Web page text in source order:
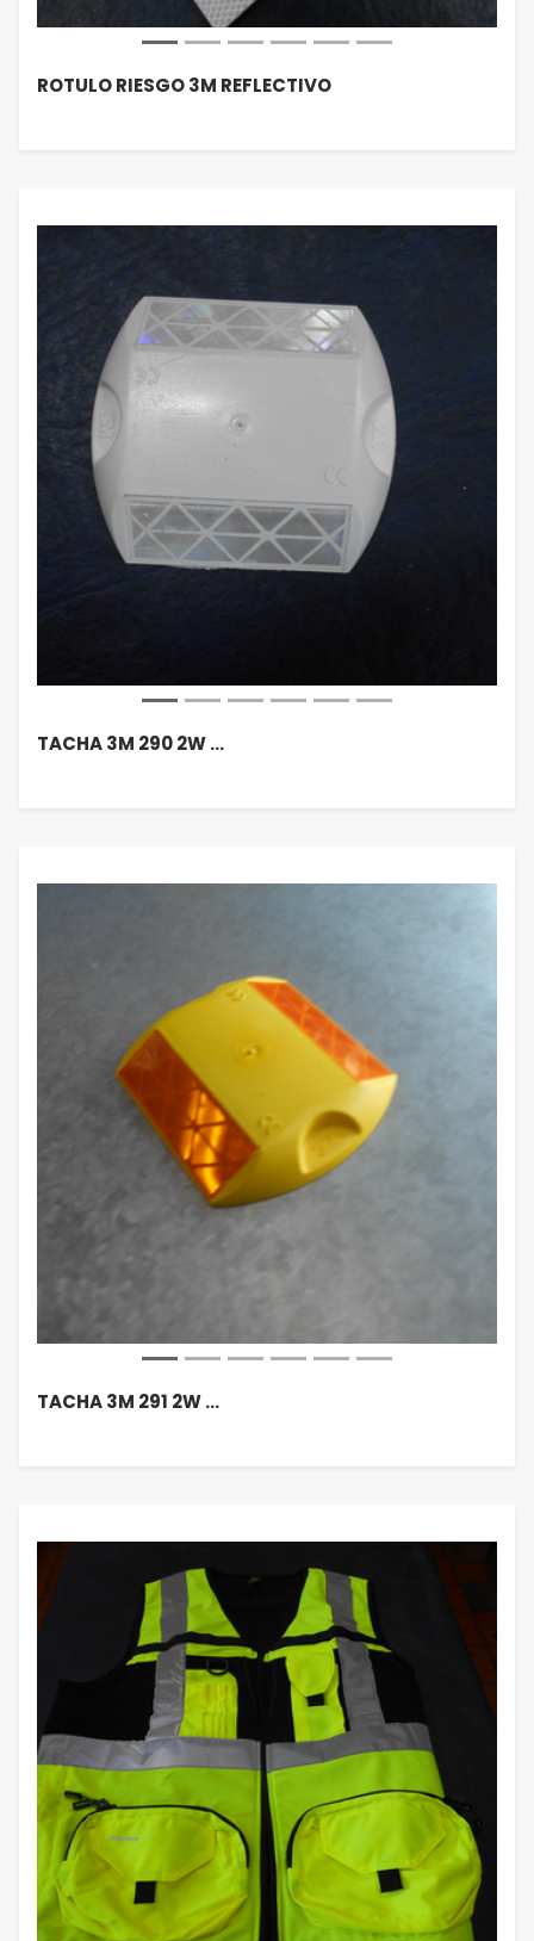
ROTULO RIESGO 3M REFLECTIVO
TACHA 3M 290 2W …
TACHA 3M 291 2W …